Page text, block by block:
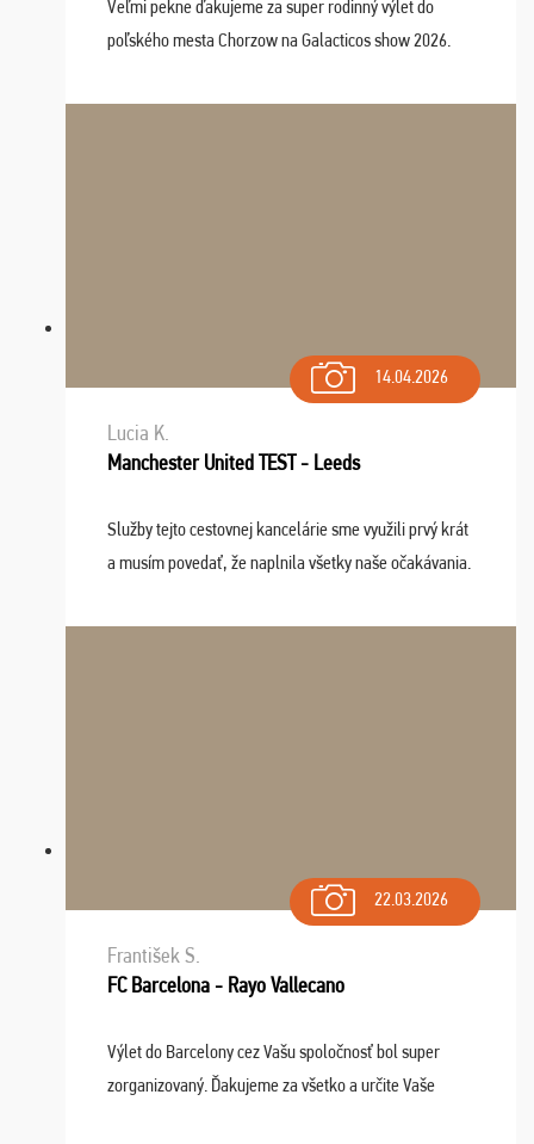
Veľmi pekne ďakujeme za super rodinný výlet do
poľského mesta Chorzow na Galacticos show 2026.
Navštívili sme aj zábavný park Legendia, previe ...
14.04.2026
Lucia K.
Manchester United TEST - Leeds
Služby tejto cestovnej kancelárie sme využili prvý krát
a musím povedať, že naplnila všetky naše očakávania.
dispozícii nonstop (milí, profesionálni ...
22.03.2026
František S.
FC Barcelona - Rayo Vallecano
Výlet do Barcelony cez Vašu spoločnosť bol super
zorganizovaný. Ďakujeme za všetko a určite Vaše